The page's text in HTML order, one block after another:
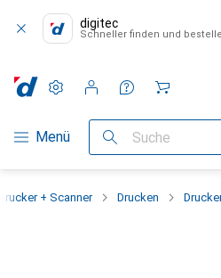
digitec
Schneller finden und
Navigation nach Kategorien
Menü Suche
Einstellungen
Kundenkonto
Vergleichslisten
Merklisten
Warenkorb
+ Scanner Drucken